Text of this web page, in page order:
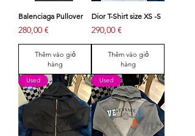
Balenciaga Pullover
Giá
280,00 €
Thêm vào giỏ
hàng
Dior T-Shirt size XS -S
Giá
290,00 €
Thêm vào giỏ
hàng
Used Used